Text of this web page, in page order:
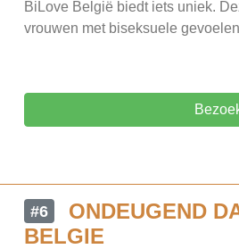
BiLove België biedt iets uniek.
vrouwen met biseksuele
#6
ONDEUGEND
BELGIE